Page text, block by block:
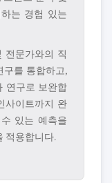
는 경험 있는
전문가와의 직
구를 통합하고,
연구로 보완합
사이트까지 완
있는 예측을
적용합니다.